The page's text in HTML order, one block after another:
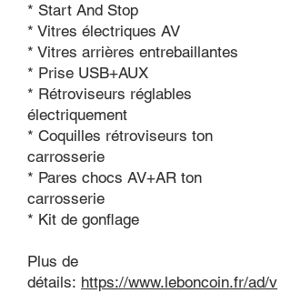
* Start And Stop
* Vitres électriques AV
* Vitres arrières entrebaillantes
* Prise USB+AUX
* Rétroviseurs réglables
électriquement
* Coquilles rétroviseurs ton
carrosserie
* Pares chocs AV+AR ton
carrosserie
* Kit de gonflage ​
Plus de
détails: https://www.leboncoin.fr/ad/v